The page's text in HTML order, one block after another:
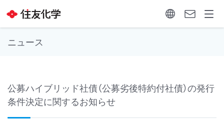
ニュース
公募ハイブリッド社債（公募劣後特約付社債）の発行
条件決定に関するお知らせ